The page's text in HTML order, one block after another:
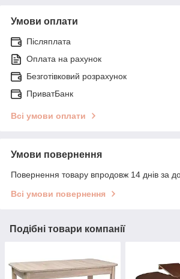
Умови оплати
Післяплата
Оплата на рахунок
Безготівковий розрахунок
ПриватБанк
Всі умови оплати
Умови повернення
Повернення товару впродовж 14 днів за
Всі умови повернення
Подібні товари компанії